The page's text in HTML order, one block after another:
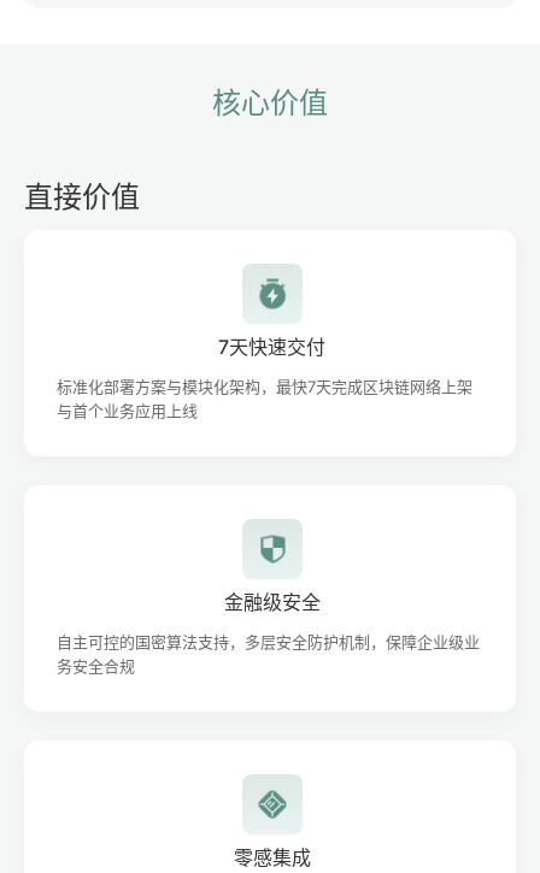
核心价值
直接价值
7天快速交付
标准化部署方案与模块化架构，最快7天完成区块链网络上架
与首个业务应用上线
金融级安全
自主可控的国密算法支持，多层安全防护机制，保障企业级业
务安全合规
零感集成